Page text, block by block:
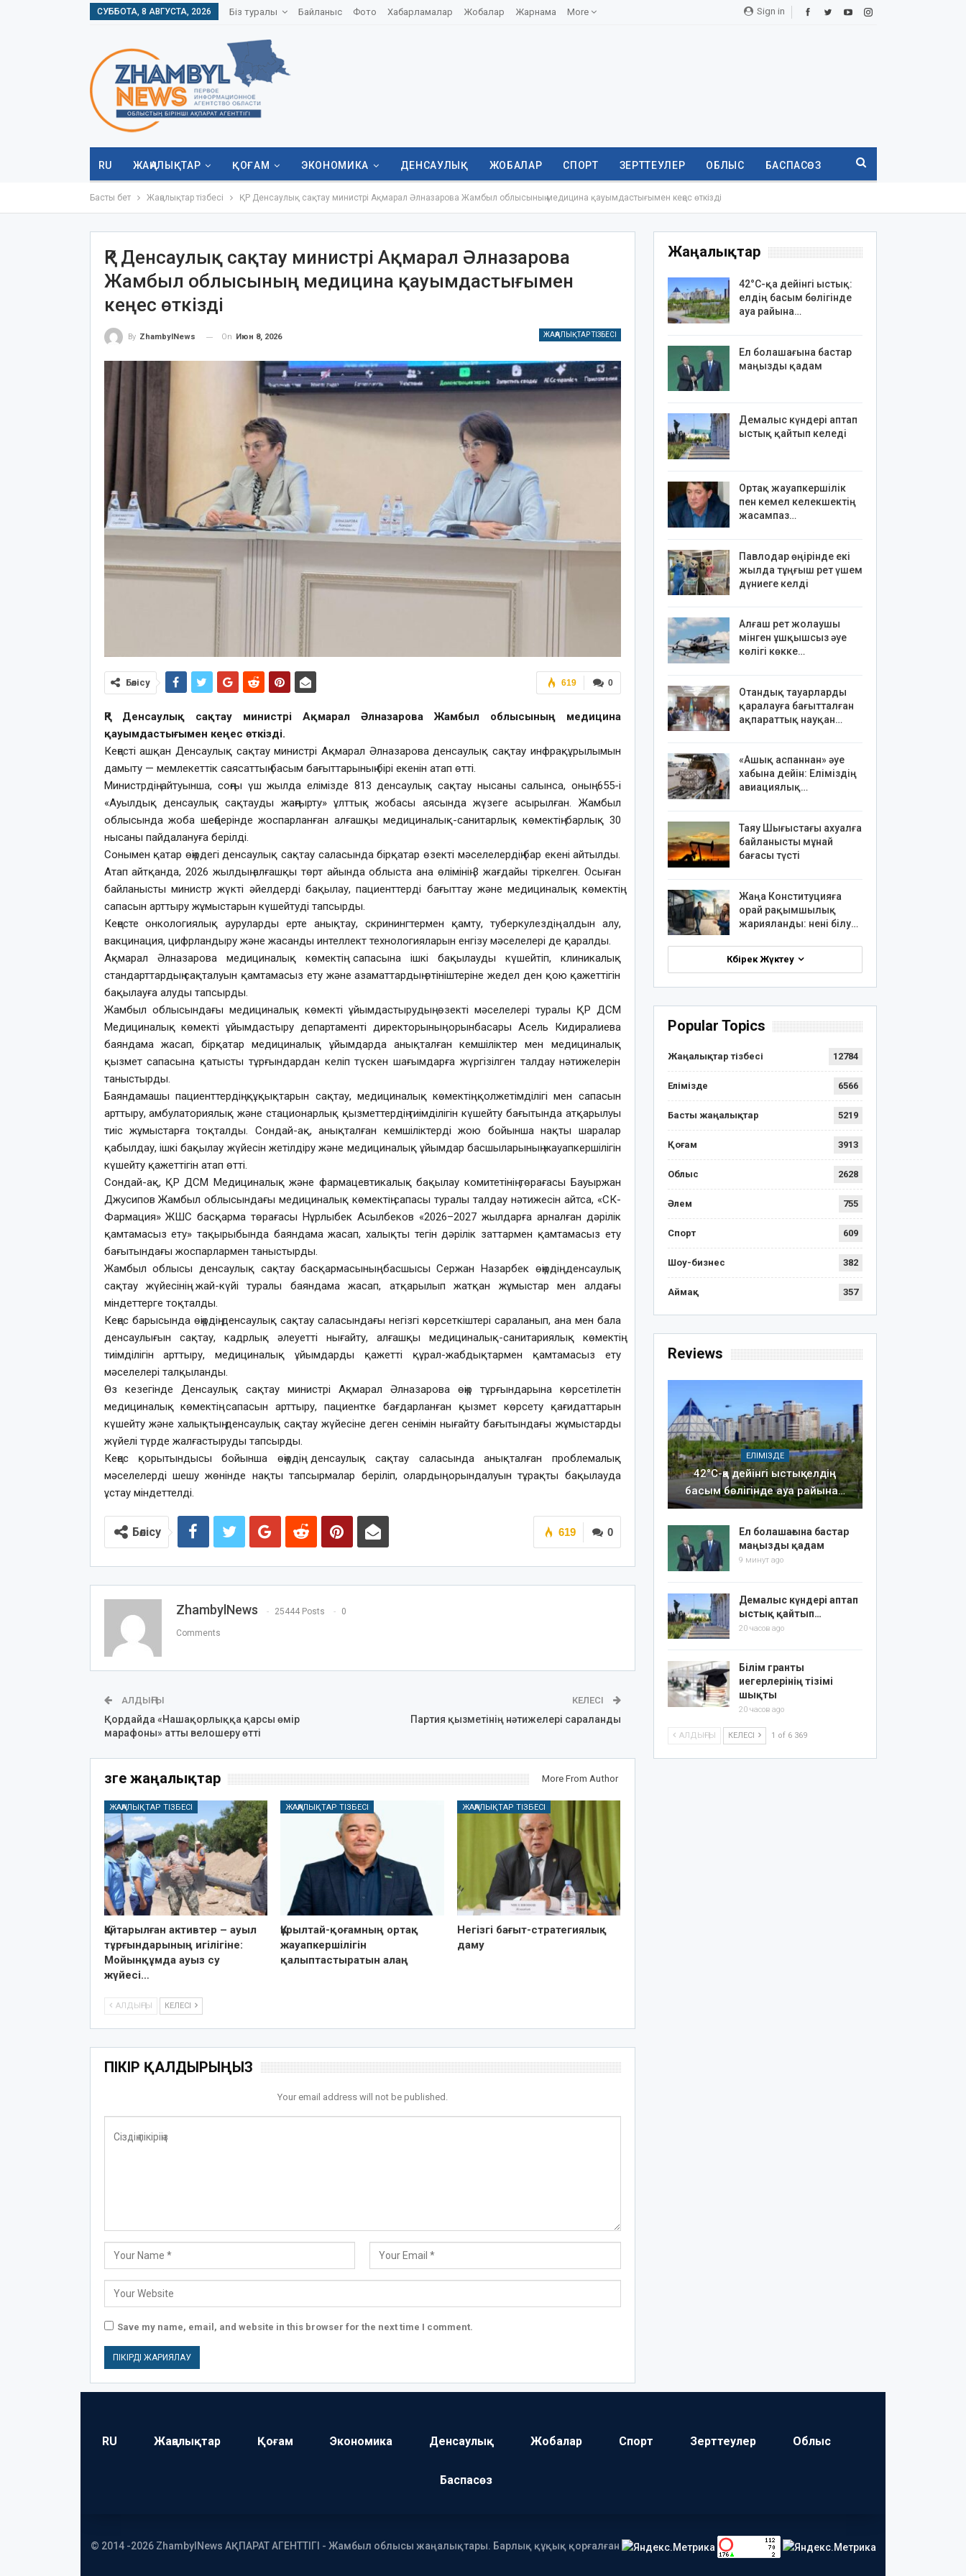
Sign in
СУББОТА, 8 АВГУСТА, 2026 Біз туралы Байланыс Фото Хабарламалар Жобалар Жарнама More
RU ЖАҢАЛЫҚТАР ҚОҒАМ ЭКОНОМИКА ДЕНСАУЛЫҚ ЖОБАЛАР СПОРТ ЗЕРТТЕУЛЕР ОБЛЫС БАСПАСӨЗ
Басты бет Жаңалықтар тізбесі ҚР Денсаулық сақтау министрі Ақмарал Әлназарова Жамбыл облысының медицина қауымдастығымен кеңес өткізді
ҚР Денсаулық сақтау министрі Ақмарал Әлназарова
Жамбыл облысының медицина қауымдастығымен
кеңес өткізді
ЖАҢАЛЫҚТАР ТІЗБЕСІ
By ZhambylNews On Июн 8, 2026
0
619
Бөлісу
ҚР Денсаулық сақтау министрі Ақмарал Әлназарова Жамбыл облысының медицина
қауымдастығымен кеңес өткізді.
Кеңесті ашқан Денсаулық сақтау министрі Ақмарал Әлназарова денсаулық сақтау инфрақұрылымын
дамыту — мемлекеттік саясаттың басым бағыттарының бірі екенін атап өтті.
Министрдің айтуынша, соңғы үш жылда елімізде 813 денсаулық сақтау нысаны салынса, оның 655-і
«Ауылдық денсаулық сақтауды жаңғырту» ұлттық жобасы аясында жүзеге асырылған. Жамбыл
облысында жоба шеңберінде жоспарланған алғашқы медициналық-санитарлық көмектің барлық 30
нысаны пайдалануға берілді.
Сонымен қатар өңірдегі денсаулық сақтау саласында бірқатар өзекті мәселелердің бар екені айтылды.
Атап айтқанда, 2026 жылдың алғашқы төрт айында облыста ана өлімінің 3 жағдайы тіркелген. Осыған
байланысты министр жүкті әйелдерді бақылау, пациенттерді бағыттау және медициналық көмектің
сапасын арттыру жұмыстарын күшейтуді тапсырды.
Кеңесте онкологиялық ауруларды ерте анықтау, скринингтермен қамту, туберкулездің алдын алу,
вакцинация, цифрландыру және жасанды интеллект технологияларын енгізу мәселелері де қаралды.
Ақмарал Әлназарова медициналық көмектің сапасына ішкі бақылауды күшейтіп, клиникалық
стандарттардың сақталуын қамтамасыз ету және азаматтардың өтініштеріне жедел ден қою қажеттігін
бақылауға алуды тапсырды.
Жамбыл облысындағы медициналық көмекті ұйымдастырудың өзекті мәселелері туралы ҚР ДСМ
Медициналық көмекті ұйымдастыру департаменті директорының орынбасары Асель Кидиралиева
баяндама жасап, бірқатар медициналық ұйымдарда анықталған кемшіліктер мен медициналық
қызмет сапасына қатысты тұрғындардан келіп түскен шағымдарға жүргізілген талдау нәтижелерін
таныстырды.
Баяндамашы пациенттердің құқықтарын сақтау, медициналық көмектің қолжетімділігі мен сапасын
арттыру, амбулаториялық және стационарлық қызметтердің тиімділігін күшейту бағытында атқарылуы
тиіс жұмыстарға тоқталды. Сондай-ақ, анықталған кемшіліктерді жою бойынша нақты шаралар
қабылдау, ішкі бақылау жүйесін жетілдіру және медициналық ұйымдар басшыларының жауапкершілігін
күшейту қажеттігін атап өтті.
Сондай-ақ, ҚР ДСМ Медициналық және фармацевтикалық бақылау комитетінің төрағасы Бауыржан
Джусипов Жамбыл облысындағы медициналық көмектің сапасы туралы талдау нәтижесін айтса, «СК-
Фармация» ЖШС басқарма төрағасы Нұрлыбек Асылбеков «2026–2027 жылдарға арналған дәрілік
қамтамасыз ету» тақырыбында баяндама жасап, халықты тегін дәрілік заттармен қамтамасыз ету
бағытындағы жоспарлармен таныстырды.
Жамбыл облысы денсаулық сақтау басқармасының басшысы Сержан Назарбек өңірдің денсаулық
сақтау жүйесінің жай-күйі туралы баяндама жасап, атқарылып жатқан жұмыстар мен алдағы
міндеттерге тоқталды.
Кеңес барысында өңірдің денсаулық сақтау саласындағы негізгі көрсеткіштері сараланып, ана мен бала
денсаулығын сақтау, кадрлық әлеуетті нығайту, алғашқы медициналық-санитариялық көмектің
тиімділігін арттыру, медициналық ұйымдарды қажетті құрал-жабдықтармен қамтамасыз ету
мәселелері талқыланды.
Өз кезегінде Денсаулық сақтау министрі Ақмарал Әлназарова өңір тұрғындарына көрсетілетін
медициналық көмектің сапасын арттыру, пациентке бағдарланған қызмет көрсету қағидаттарын
күшейту және халықтың денсаулық сақтау жүйесіне деген сенімін нығайту бағытындағы жұмыстарды
жүйелі түрде жалғастыруды тапсырды.
Кеңес қорытындысы бойынша өңірдің денсаулық сақтау саласында анықталған проблемалық
мәселелерді шешу жөнінде нақты тапсырмалар беріліп, олардың орындалуын тұрақты бақылауда
ұстау міндеттелді.
0
619
Бөлісу
ZhambylNews 25444 Posts 0
Comments
АЛДЫҢҒЫ
Қордайда «Нашақорлыққа қарсы өмір
марафоны» атты велошеру өтті
КЕЛЕСІ
Партия қызметінің нәтижелері сараланды
Өзге жаңалықтар More From Author
ЖАҢАЛЫҚТАР ТІЗБЕСІ
Қайтарылған активтер – ауыл
тұрғындарының игілігіне:
Мойынқұмда ауыз су
жүйесі…
ЖАҢАЛЫҚТАР ТІЗБЕСІ
Құрылтай-қоғамның ортақ
жауапкершілігін
қалыптастыратын алаң
ЖАҢАЛЫҚТАР ТІЗБЕСІ
Негізгі бағыт-стратегиялық
даму
АЛДЫҢҒЫ КЕЛЕСІ
ПІКІР ҚАЛДЫРЫҢЫЗ
Your email address will not be published.
Save my name, email, and website in this browser for the next time I comment.
Жаңалықтар
42°C-қа дейінгі ыстық:
елдің басым бөлігінде
ауа райына…
Ел болашағына бастар
маңызды қадам
Демалыс күндері аптап
ыстық қайтып келеді
Ортақ жауапкершілік
пен кемел келекшектің
жасампаз…
Павлодар өңірінде екі
жылда тұңғыш рет үшем
дүниеге келді
Алғаш рет жолаушы
мінген ұшқышсыз әуе
көлігі көкке…
Отандық тауарларды
қаралауға бағытталған
ақпараттық науқан…
«Ашық аспаннан» әуе
хабына дейін: Еліміздің
авиациялық…
Таяу Шығыстағы ахуалға
байланысты мұнай
бағасы түсті
Жаңа Конституцияға
орай рақымшылық
жарияланды: нені білу…
Көбірек Жүктеу
Popular Topics
Жаңалықтар тізбесі 12784
Елімізде 6566
Басты жаңалықтар 5219
Қоғам 3913
Облыс 2628
Әлем 755
Спорт 609
Шоу-бизнес 382
Аймақ 357
Reviews
ЕЛІМІЗДЕ
42°C-қа дейінгі ыстық: елдің
басым бөлігінде ауа райына…
Ел болашағына бастар
маңызды қадам
9 минут ago
Демалыс күндері аптап
ыстық қайтып…
20 часов ago
Білім гранты
иегерлерінің тізімі
шықты
20 часов ago
АЛДЫҢҒЫ КЕЛЕСІ 1 of 6 369
RU Жаңалықтар Қоғам Экономика Денсаулық Жобалар Спорт Зерттеулер Облыс
Баспасөз
© 2014 -2026 ZhambylNews АҚПАРАТ АГЕНТТІГІ - Жамбыл облысы жаңалықтары. Барлық құқық қорғалған